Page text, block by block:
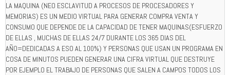
LA MAQUINA (NEO ESCLAVITUD A PROCESOS DE PROCESADORES Y
MEMORIAS) ES UN MEDIO VIRTUAL PARA GENERAR COMPRA VENTA Y
CONSUMO QUE DEPENDE DE LA CAPACIDAD DE TENER MAQUINAS(ESFUERZO
DE ELLAS , MUCHAS DE ELLAS 24/7 DURANTE LOS 365 DIAS DEL
AÑO=DEDICADAS A ESO AL 100%) Y PERSONAS QUE USAN UN PROGRAMA EN
COSA DE MINUTOS PUEDEN GENERAR UNA CIFRA VIRTUAL QUE DESTRUYE
POR EJEMPLO EL TRABAJO DE PERSONAS QUE SALEN A CAMPOS TODOS LOS